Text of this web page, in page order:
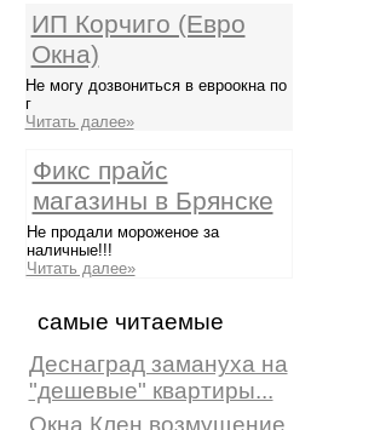
ИП Корчиго (Евро
Окна)
Не могу дозвониться в евроокна по
г
Читать далее»
Фикс прайс
магазины в Брянске
Не продали мороженое за
наличные!!!
Читать далее»
самые читаемые
Деснаград замануха на
"дешевые" квартиры...
Окна Клен возмущение